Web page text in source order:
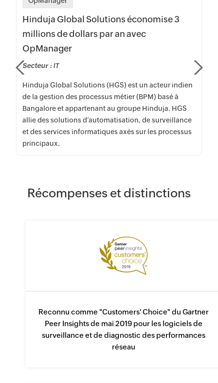
Hinduja Global Solutions économise 3
millions de dollars par an avec
OpManager
Secteur : IT
Hinduja Global Solutions (HGS) est un acteur indien
de la gestion des processus métier (BPM) basé à
Bangalore et appartenant au groupe Hinduja. HGS
allie des solutions d’automatisation, de surveillance
et des services informatiques axés sur les processus
principaux.
Récompenses et distinctions
Reconnu comme "Customers' Choice" du Gartner
Peer Insights de mai 2019 pour les logiciels de
surveillance et de diagnostic des performances
réseau